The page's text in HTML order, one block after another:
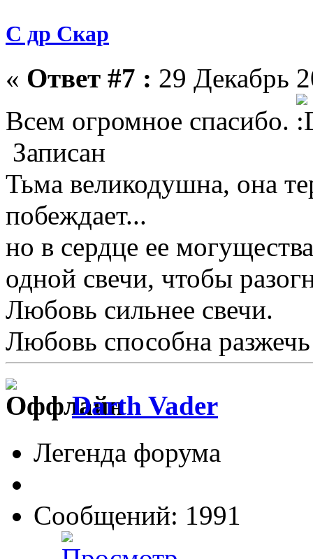
С др Скар
« Ответ #7 : 29 Декабрь
Всем огромное спасибо.
Записан
Тьма великодушна, она
побеждает...
но в сердце ее
одной свечи, чтобы
Любовь сильнее свечи.
Любовь способна
Darth Vader
Легенда форума
Сообщений: 1991